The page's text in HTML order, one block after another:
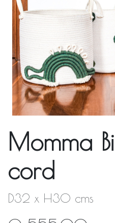
Momma
cord
D32 x H30 cms